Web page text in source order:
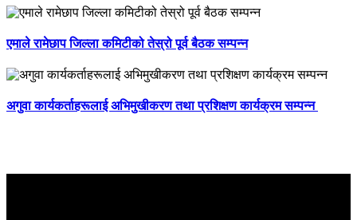
एमाले रामेछाप जिल्ला कमिटीको तेस्रो पूर्व बैठक सम्पन्न
अगुवा कार्यकर्ताहरूलाई अभिमुखीकरण तथा प्रशिक्षण कार्यक्रम सम्पन्न